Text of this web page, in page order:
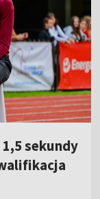
sekundy